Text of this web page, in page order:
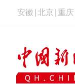
安徽 北京 重庆